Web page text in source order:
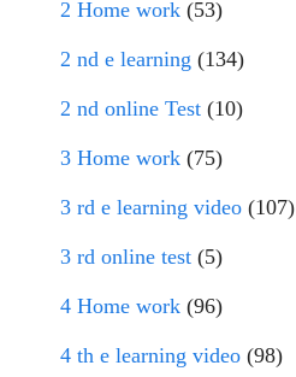
2 Home work (53)
2 nd e learning (134)
2 nd online Test (10)
3 Home work (75)
3 rd e learning video (107)
3 rd online test (5)
4 Home work (96)
4 th e learning video (98)